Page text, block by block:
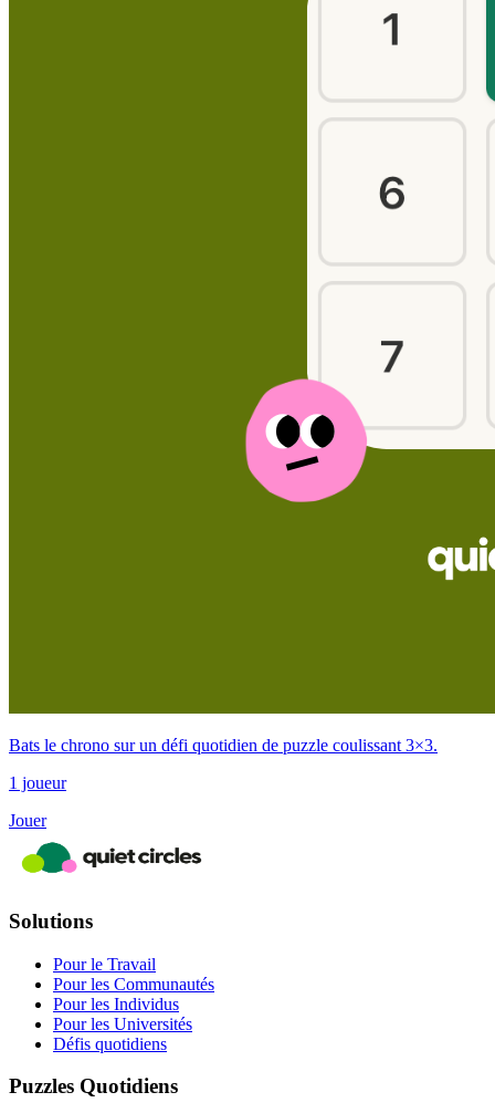
Bats le chrono sur un défi quotidien de puzzle coulissant 3×3.
1 joueur
Jouer
Solutions
Pour le Travail
Pour les Communautés
Pour les Individus
Pour les Universités
Défis quotidiens
Puzzles Quotidiens